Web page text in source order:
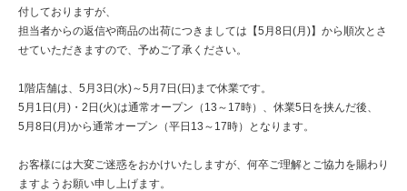
付しておりますが、
担当者からの返信や商品の出荷につきましては【5月8日(月)】から順次とさ
せていただきますので、予めご了承ください。
1階店舗は、5月3日(水)～5月7日(日)まで休業です。
5月1日(月)・2日(火)は通常オープン（13～17時）、休業5日を挟んだ後、
5月8日(月)から通常オープン（平日13～17時）となります。
お客様には大変ご迷惑をおかけいたしますが、何卒ご理解とご協力を賜わり
ますようお願い申し上げます。